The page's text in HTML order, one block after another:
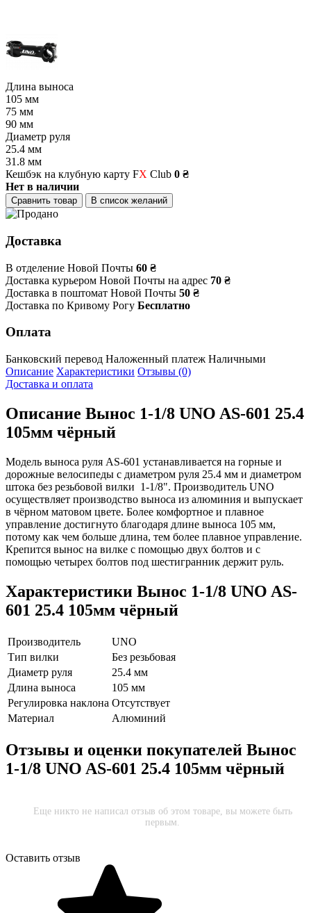
Длина выноса
105 мм
75 мм
90 мм
Диаметр руля
25.4 мм
31.8 мм
Кешбэк на клубную карту FX Club 0 ₴
Нет в наличии
Сравнить товар В список желаний
Доставка
В отделение Новой Почты 60 ₴
Доставка курьером Новой Почты на адрес 70 ₴
Доставка в поштомат Новой Почты 50 ₴
Доставка по Кривому Рогу Бесплатно
Оплата
Банковский перевод Наложенный платеж Наличными
Описание Характеристики Отзывы (0)
Доставка и оплата
Описание Вынос 1-1/8 UNO AS-601 25.4
105мм чёрный
Модель выноса руля AS-601 устанавливается на горные и
дорожные велосипеды с диаметром руля 25.4 мм и диаметром
штока без резьбовой вилки 1-1/8". Производитель UNO
осуществляет производство выноса из алюминия и выпускает
в чёрном матовом цвете. Более комфортное и плавное
управление достигнуто благодаря длине выноса 105 мм,
потому как чем больше длина, тем более плавное управление.
Крепится вынос на вилке с помощью двух болтов и с
помощью четырех болтов под шестигранник держит руль.
Характеристики Вынос 1-1/8 UNO AS-
601 25.4 105мм чёрный
Производитель
UNO
Тип вилки
Без резьбовая
Диаметр руля
25.4 мм
Длина выноса
105 мм
Регулировка наклона Отсутствует
Материал
Алюминий
Отзывы и оценки покупателей Вынос
1-1/8 UNO AS-601 25.4 105мм чёрный
Еще никто не написал отзыв об этом товаре, вы можете быть
первым.
Оставить отзыв